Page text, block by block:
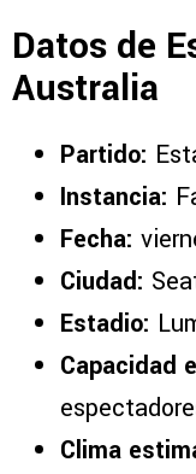
Datos de
Australia
Partido:
Instancia:
Fecha:
Ciudad:
Estadio:
Capacidad
Clima